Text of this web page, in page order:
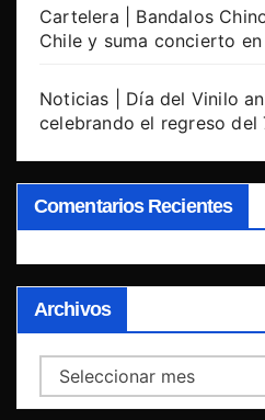
Cartelera | Bandalos
Chile y suma concierto
Noticias | Día del Vinilo
celebrando el regreso del
Comentarios Recientes
Archivos
Archivos